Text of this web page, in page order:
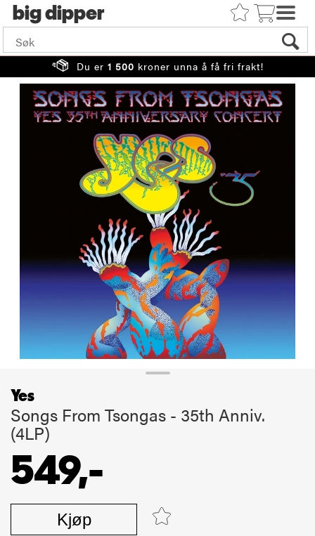
big
Du er 1 500 kroner unna å få fri frakt!
Yes
Songs From Tsongas - 35th Anniv.
(4LP)
549,-
Kjøp